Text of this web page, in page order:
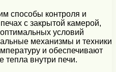
способы контроля и
с закрытой камерой,
условий
механизмы и техники
и обеспечивают
тепла внутри печи.